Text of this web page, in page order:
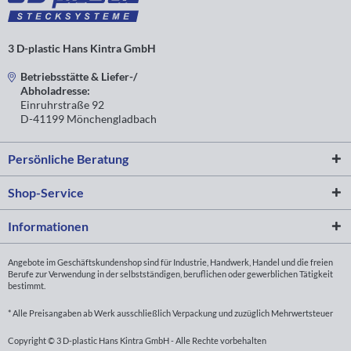
3 D-plastic Hans Kintra GmbH
Betriebsstätte & Liefer-/
Abholadresse:
Einruhrstraße 92
D-41199 Mönchengladbach
Persönliche Beratung
Shop-Service
Informationen
Angebote im Geschäftskundenshop sind für Industrie, Handwerk, Handel und die freien
Berufe zur Verwendung in der selbstständigen, beruflichen oder gewerblichen Tätigkeit
bestimmt.
* Alle Preisangaben ab Werk ausschließlich Verpackung und zuzüglich Mehrwertsteuer
Copyright © 3 D-plastic Hans Kintra GmbH - Alle Rechte vorbehalten